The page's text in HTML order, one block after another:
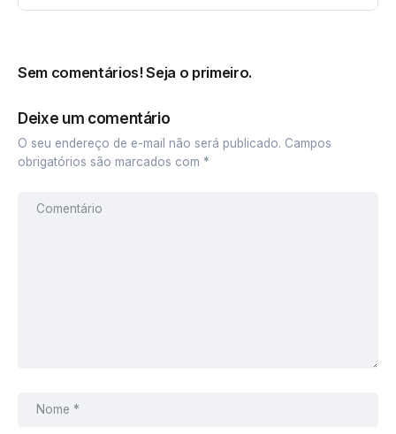
Sem comentários! Seja o primeiro.
Deixe um comentário
O seu endereço de e-mail não será publicado. Campos
obrigatórios são marcados com *